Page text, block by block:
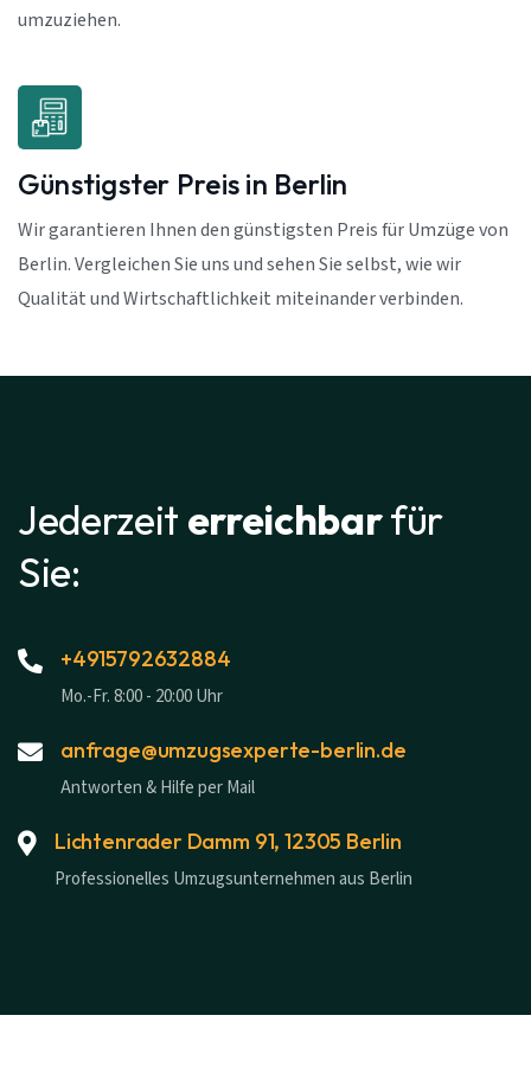
umzuziehen.
Günstigster Preis in Berlin
Wir garantieren Ihnen den günstigsten Preis für Umzüge von
Berlin. Vergleichen Sie uns und sehen Sie selbst, wie wir
Qualität und Wirtschaftlichkeit miteinander verbinden.
Jederzeit erreichbarfür
Sie:
+4915792632884
Mo.-Fr. 8:00 - 20:00 Uhr
anfrage@umzugsexperte-berlin.de
Antworten & Hilfe per Mail
Lichtenrader Damm 91, 12305 Berlin
Professionelles Umzugsunternehmen aus Berlin